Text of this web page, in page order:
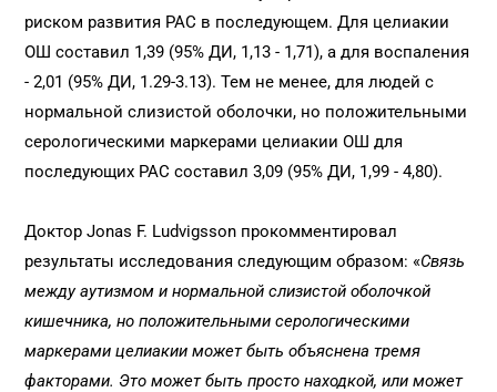
риском развития РАС в последующем. Для целиакии
ОШ составил 1,39 (95% ДИ, 1,13 - 1,71), а для воспаления
- 2,01 (95% ДИ, 1.29-3.13). Тем не менее, для людей с
нормальной слизистой оболочки, но положительными
серологическими маркерами целиакии ОШ для
последующих РАС составил 3,09 (95% ДИ, 1,99 - 4,80).
Доктор Jonas F. Ludvigsson прокомментировал
результаты исследования следующим образом: «Связь
между аутизмом и нормальной слизистой оболочкой
кишечника, но положительными серологическими
маркерами целиакии может быть объяснена тремя
факторами. Это может быть просто находкой, или может